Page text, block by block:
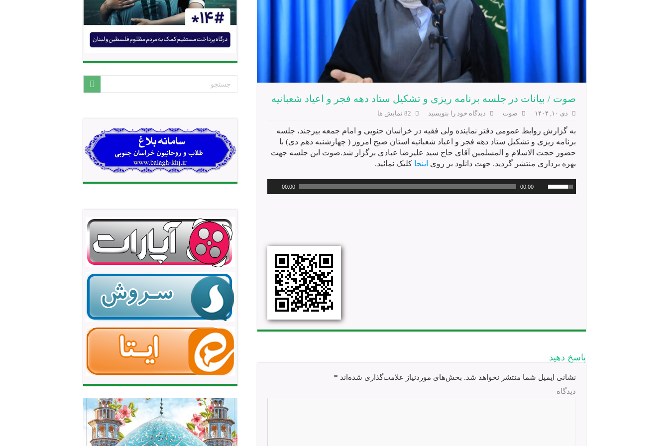
صوت / بیانات در جلسه برنامه ریزی و تشکیل ستاد دهه فجر و اعیاد شعبانیه
دی ۱۰, ۱۴۰۴ صوت دیدگاه خود را بنویسید 82 نمایش ها
به گزارش روابط عمومی دفتر نماینده ولی فقیه در خراسان جنوبی و امام جمعه بیرجند، جلسه
برنامه ریزی و تشکیل ستاد دهه فجر و اعیاد شعبانیه استان صبح امروز ( چهارشنبه دهم دی) با
حضور حجت الاسلام و المسلمین آقای حاج سید علیرضا عبادی برگزار شد.صوت این جلسه جهت
بهره برداری منتشر گردید. جهت دانلود بر روی اینجا کلیک نمائید.
00:00 00:00
پاسخ دهید
نشانی ایمیل شما منتشر نخواهد شد. بخش‌های موردنیاز علامت‌گذاری شده‌اند *
دیدگاه